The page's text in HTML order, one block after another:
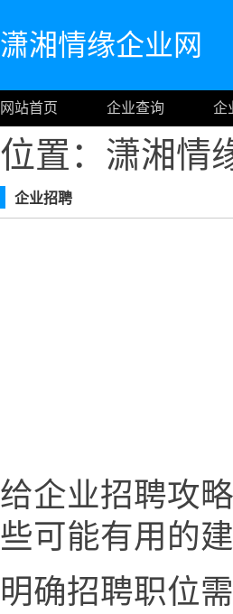
潇湘情缘企业网
网站首页 企业查询 企
位置：潇湘情
企业招聘
给企业招聘攻
些可能有用的建
明确招聘职位